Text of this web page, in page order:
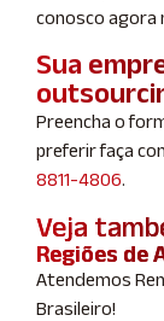
conosco agora
Sua
Preencha o
preferir faça
8811-4806.
Veja
Regiões de
Atendemos
Brasileiro!